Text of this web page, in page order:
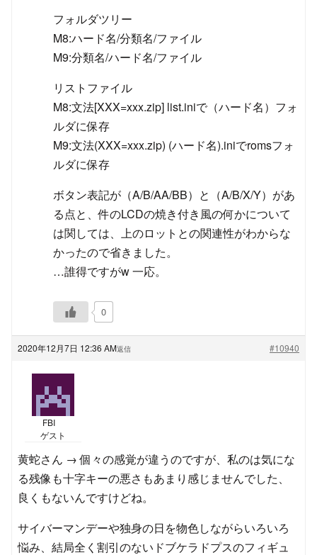
フォルダツリー
M8:ハード名/分類名/ファイル
M9:分類名/ハード名/ファイル
リストファイル
M8:文法[XXX=xxx.zip] list.iniで（ハード名）フォ
ルダに保存
M9:文法(XXX=xxx.zip) (ハード名).iniでromsフォ
ルダに保存
ボタン表記が（A/B/AA/BB）と（A/B/X/Y）があ
る点と、件のLCDの焼き付き風の何かについて
は関しては、上のロットとの関連性がわからな
かったので省きました。
…誰得ですがw 一応。
0
2020年12月7日 12:36 AM #10940
返信
FBI
ゲスト
黄蛇さん → 個々の感覚が違うのですが、私のは気にな
る残像も十字キーの悪さもあまり感じませんでした、
良くもないんですけどね。
サイバーマンデーや独身の日を物色しながらいろいろ
悩み、結局全く割引のないドブケラドプスのフィギュ